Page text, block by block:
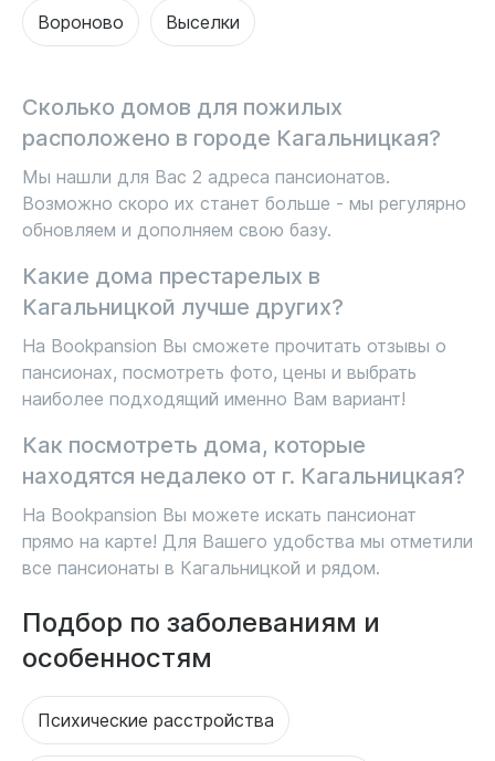
Вороново Выселки
Сколько домов для пожилых
расположено в городе Кагальницкая?
Мы нашли для Вас 2 адреса пансионатов.
Возможно скоро их станет больше - мы регулярно
обновляем и дополняем свою базу.
Какие дома престарелых в
Кагальницкой лучше других?
На Bookpansion Вы сможете прочитать отзывы о
пансионах, посмотреть фото, цены и выбрать
наиболее подходящий именно Вам вариант!
Как посмотреть дома, которые
находятся недалеко от г. Кагальницкая?
На Bookpansion Вы можете искать пансионат
прямо на карте! Для Вашего удобства мы отметили
все пансионаты в Кагальницкой и рядом.
Подбор по заболеваниям и
особенностям
Психические расстройства